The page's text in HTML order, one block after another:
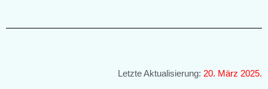
Letzte Aktualisierung: 20. März 2025.